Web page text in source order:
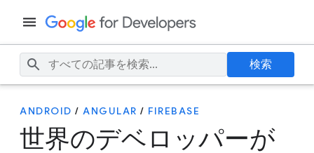
検索
ANDROID / ANGULAR / FIREBASE
世界のデベロッパーが